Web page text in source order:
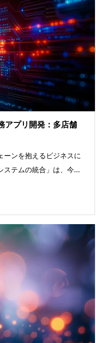
アプリ開発：多店舗
ーンを抱えるビジネスに
ステムの統合」は、今...